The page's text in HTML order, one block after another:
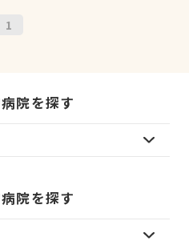
1
院を探す
院を探す